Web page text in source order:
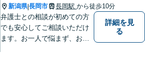
新潟県|長岡市 長岡駅 から徒歩10分
弁護士との相談が初めての方
でも安心してご相談いただけ
ます。お一人で悩まず、お気
詳細を見
る